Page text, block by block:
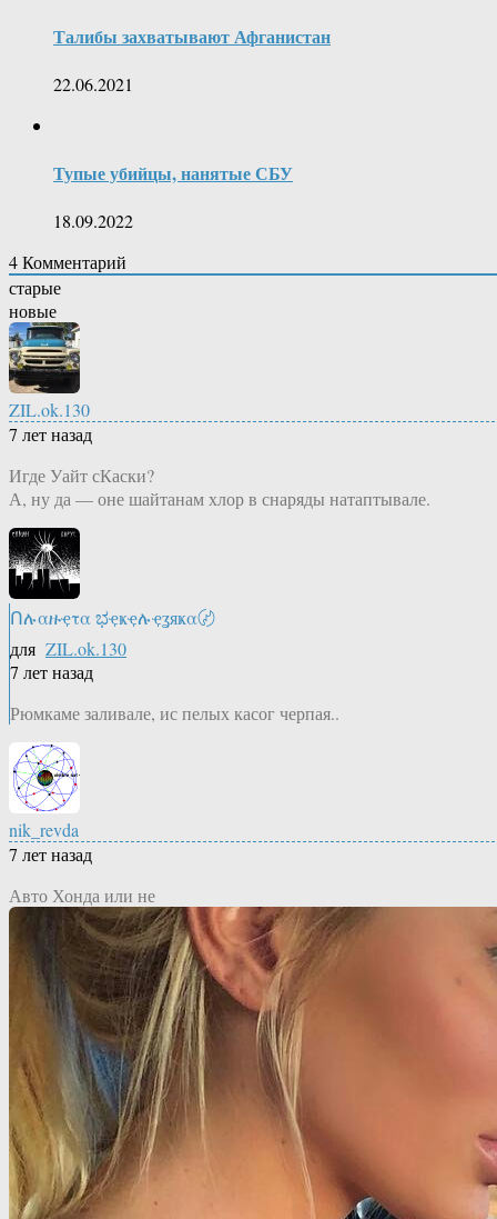
Талибы захватывают Афганистан
22.06.2021
Тупые убийцы, нанятые СБУ
18.09.2022
4Комментарий
старые
новые
ZIL.ok.130
7 лет назад
Игде Уайт сКаски?
А, ну да — оне шайтанам хлор в снаряды натаптывале.
Ոሉαዙҿτα ಭҿҝҿሉҿʓяҝα〄
для ZIL.ok.130
7 лет назад
Рюмкаме заливале, ис пелых касог черпая..
nik_revda
7 лет назад
Авто Хонда или не